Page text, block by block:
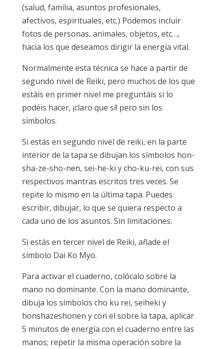
(salud, familia, asuntos profesionales,
afectivos, espirituales, etc.) Podemos incluir
fotos de personas, animales, objetos, etc…,
hacia los que deseamos dirigir la energía vital.
Normalmente esta técnica se hace a partir de
segundo nivel de Reiki, pero muchos de los que
estáis en primer nivel me preguntáis si lo
podéis hacer, ¡claro que sí! pero sin los
símbolos.
Si estás en segundo nivel de reiki, en la parte
interior de la tapa se dibujan los símbolos hon-
sha-ze-sho-nen, sei-he-ki y cho-ku-rei, con sus
respectivos mantras escritos tres veces. Se
repite lo mismo en la última tapa. Puedes
escribir, dibujar, lo que se quiera respecto a
cada uno de los asuntos. Sin limitaciones.
Si estás en tercer nivel de Reiki, añade el
símbolo Dai Ko Myo.
Para activar el cuaderno, colócalo sobre la
mano no dominante. Con la mano dominante,
dibuja los símbolos cho ku rei, seiheki y
honshazeshonen y con el sobre la tapa, aplicar
5 minutos de energía con el cuaderno entre las
manos; repetir la misma operación sobre la